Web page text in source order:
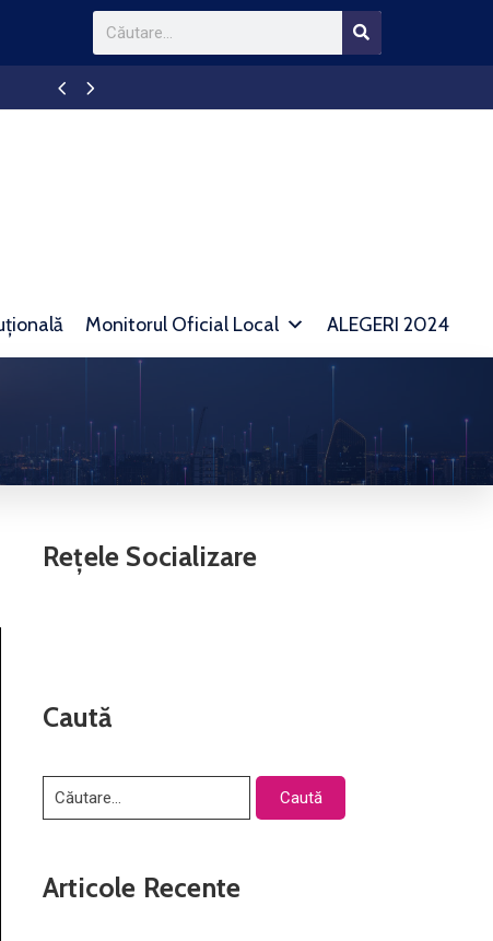
Monitorul Oficial Local ALEGERI 2024
Rețele Socializare
Caută
Articole Recente